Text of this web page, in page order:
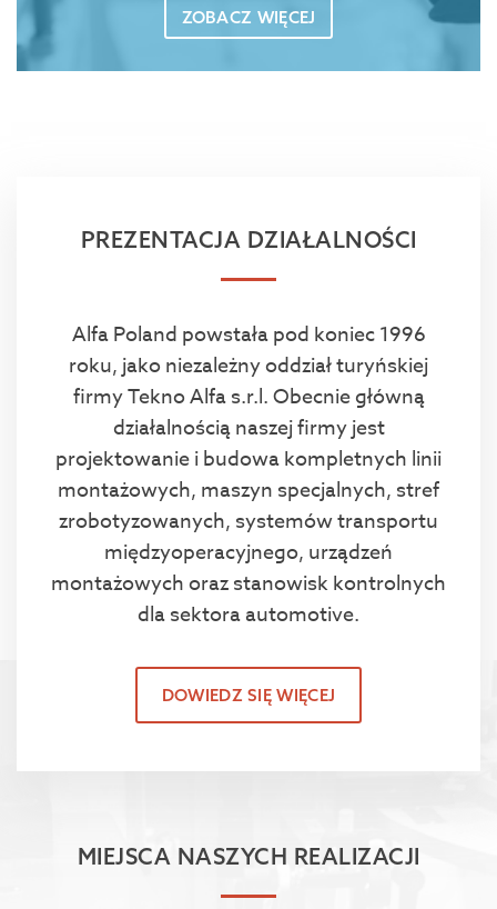
ZOBACZ WIĘCEJ
PREZENTACJA DZIAŁALNOŚCI
Alfa Poland powstała pod koniec 1996
roku, jako niezależny oddział turyńskiej
firmy Tekno Alfa s.r.l. Obecnie główną
działalnością naszej firmy jest
projektowanie i budowa kompletnych linii
montażowych, maszyn specjalnych, stref
zrobotyzowanych, systemów transportu
międzyoperacyjnego, urządzeń
montażowych oraz stanowisk kontrolnych
dla sektora automotive.
DOWIEDZ SIĘ WIĘCEJ
MIEJSCA NASZYCH REALIZACJI